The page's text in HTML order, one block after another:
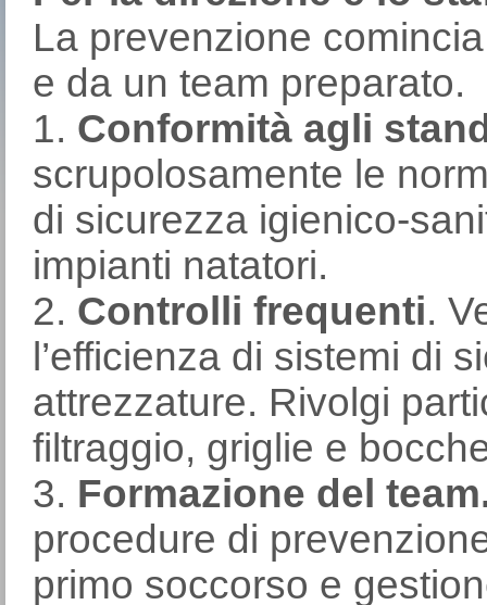
La prevenzione
e da un team preparato.
1. Conformità agli
scrupolosamente le
di sicurezza igienico-
impianti natatori.
2. Controlli frequenti.
l’efficienza di sistemi di
attrezzature. Rivolgi
filtraggio, griglie e
3. Formazione del
procedure di
primo soccorso e